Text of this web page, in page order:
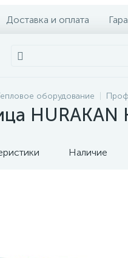
Доставка и оплата
оборудование
HURAKAN
Наличие